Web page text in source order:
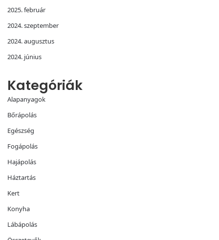
2025. február
2024. szeptember
2024. augusztus
2024. június
Kategóriák
Alapanyagok
Bőrápolás
Egészség
Fogápolás
Hajápolás
Háztartás
Kert
Konyha
Lábápolás